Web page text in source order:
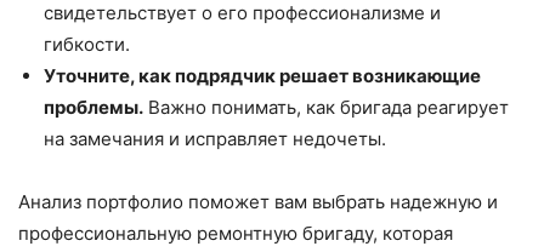
свидетельствует о его профессионализме и
гибкости.
Уточните, как подрядчик решает возникающие
проблемы. Важно понимать, как бригада реагирует
на замечания и исправляет недочеты.
Анализ портфолио поможет вам выбрать надежную и
профессиональную ремонтную бригаду, которая